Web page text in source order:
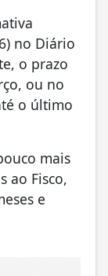
no Diário
o prazo
ou no
o último
mais
ao Fisco,
e